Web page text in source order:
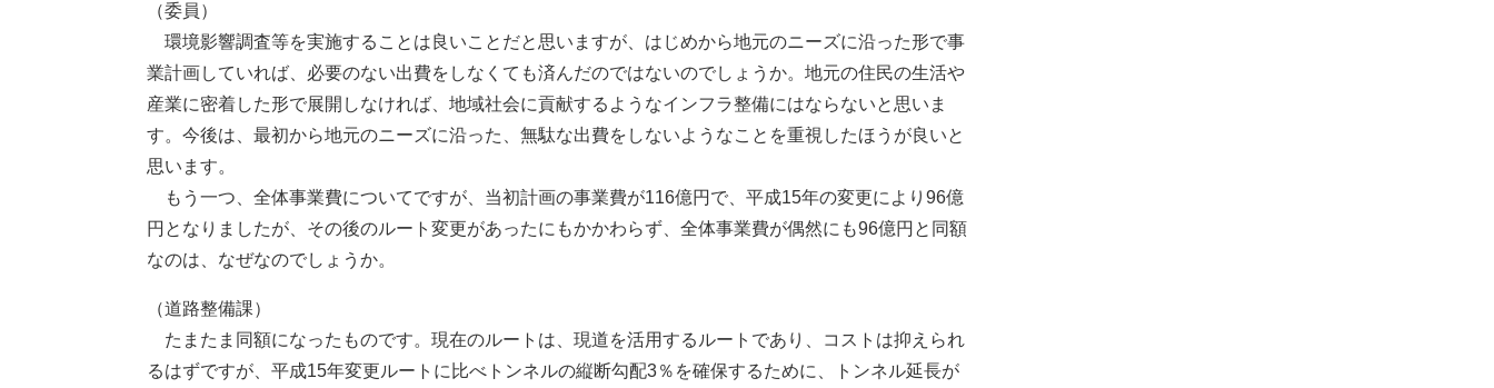
（委員）
環境影響調査等を実施することは良いことだと思いますが、はじめから地元のニーズに沿った形で事
業計画していれば、必要のない出費をしなくても済んだのではないのでしょうか。地元の住民の生活や
産業に密着した形で展開しなければ、地域社会に貢献するようなインフラ整備にはならないと思いま
す。今後は、最初から地元のニーズに沿った、無駄な出費をしないようなことを重視したほうが良いと
思います。
もう一つ、全体事業費についてですが、当初計画の事業費が116億円で、平成15年の変更により96億
円となりましたが、その後のルート変更があったにもかかわらず、全体事業費が偶然にも96億円と同額
なのは、なぜなのでしょうか。
（道路整備課）
たまたま同額になったものです。現在のルートは、現道を活用するルートであり、コストは抑えられ
るはずですが、平成15年変更ルートに比べトンネルの縦断勾配3％を確保するために、トンネル延長が